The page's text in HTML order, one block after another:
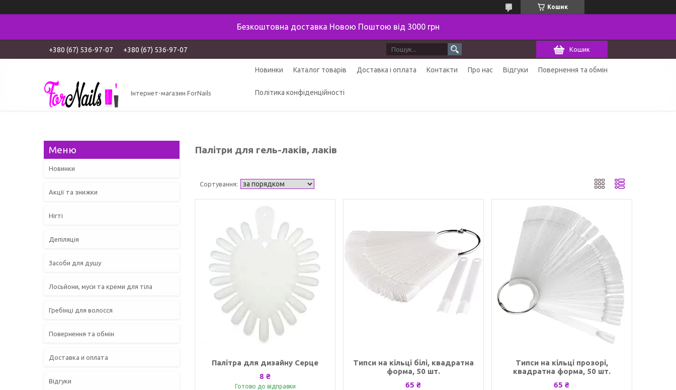
Кошик
Безкоштовна доставка Новою Поштою від 3000 грн
+380 (67) 536-97-07 +380 (67) 536-97-07 Кошик
Інтернет-магазин ForNails
Новинки Каталог товарів Доставка і оплата Контакти Про нас Відгуки Повернення та обмін
Політика конфіденційності
Палітри для гель-лаків, лаків
Палітра для дизайну Серце
8 ₴
Готово до відправки
Типси на кільці білі, квадратна
форма, 50 шт.
65 ₴
Типси на кільці прозорі,
квадратна форма, 50 шт.
65 ₴
Новинки
Акції та знижки
Нігті
Депіляція
Засоби для душу
Лосьйони, муси та креми для тіла
Гребінці для волосся
Повернення та обмін
Доставка и оплата
Відгуки